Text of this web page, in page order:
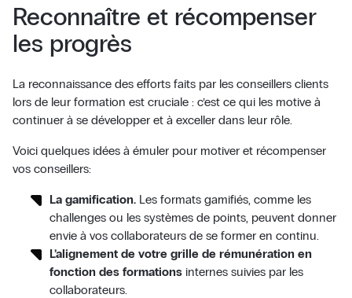
Reconnaître et récompenser
les progrès
La reconnaissance des efforts faits par les conseillers clients
lors de leur formation est cruciale : c’est ce qui les motive à
continuer à se développer et à exceller dans leur rôle.
Voici quelques idées à émuler pour motiver et récompenser
vos conseillers:
La gamification. Les formats gamifiés, comme les
challenges ou les systèmes de points, peuvent donner
envie à vos collaborateurs de se former en continu.
L’alignement de votre grille de rémunération en
fonction des formationsinternes suivies par les
collaborateurs.